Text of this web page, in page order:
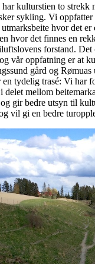
kulturstien to strekk
sykling. Vi oppfatter
hvor det er
hvor det finnes en
forstand.
vår oppfatning er at
gård og Rømuas
tydelig trasé: Vi har
delet mellom
gir bedre utsyn til
vil gi en bedre